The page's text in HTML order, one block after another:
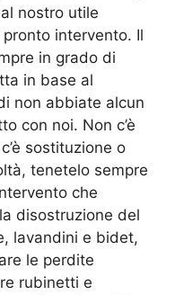
nostro utile
intervento. Il
in grado di
in base al
non abbiate alcun
con noi. Non c’è
sostituzione o
tenetelo sempre
che
disostruzione del
lavandini e bidet,
le perdite
rubinetti e